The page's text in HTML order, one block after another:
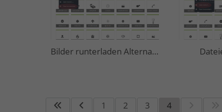
Bilder runterladen Alternative
1 2 3 4